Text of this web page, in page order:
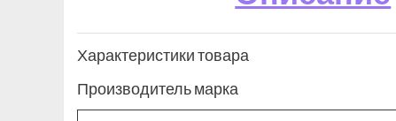
Характеристики товара
Производитель марка